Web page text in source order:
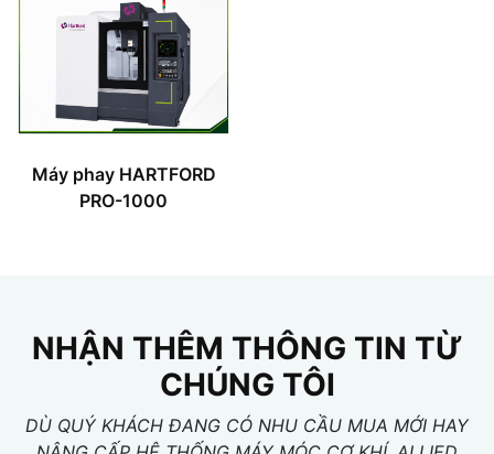
Máy phay HARTFORD
PRO-1000
NHẬN THÊM THÔNG TIN TỪ
CHÚNG TÔI
DÙ QUÝ KHÁCH ĐANG CÓ NHU CẦU MUA MỚI HAY